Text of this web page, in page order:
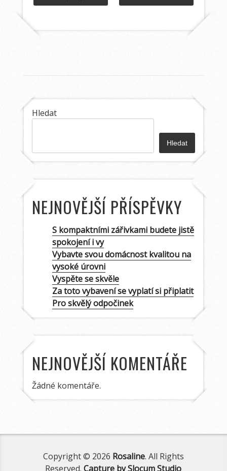
Hledat
Hledat
NEJNOVĚJŠÍ PŘÍSPĚVKY
S kompaktními zářivkami budete jistě
spokojení i vy
Vybavte svou domácnost kvalitou na
vysoké úrovni
Vyspěte se skvěle
Za toto vybavení se vyplatí si připlatit
Pro skvělý odpočinek
NEJNOVĚJŠÍ KOMENTÁŘE
Žádné komentáře.
Copyright © 2026 Rosaline. All Rights
Reserved.Capture by Slocum Studio